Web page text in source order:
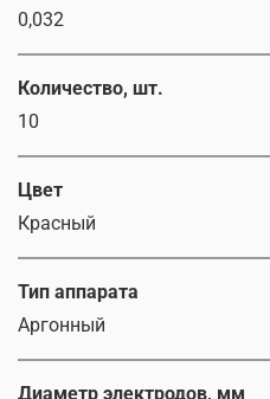
0,032
Количество, шт.
10
Цвет
Красный
Тип аппарата
Аргонный
Диаметр электродов, мм